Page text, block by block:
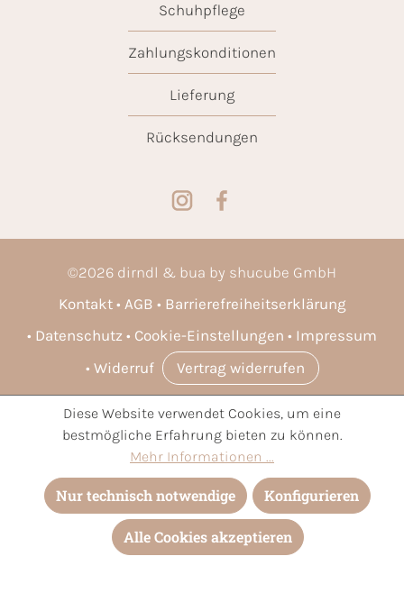
Schuhpflege
Zahlungskonditionen
Lieferung
Rücksendungen
©2026 dirndl & bua by shucube GmbH
Kontakt
AGB
Barrierefreiheitserklärung
Datenschutz
Cookie-Einstellungen
Impressum
Widerruf
Vertrag widerrufen
* Alle Preise inkl. gesetzl. Mehrwertsteuer zzgl.Versandkosten
und ggf. Nachnahmegebühren, wenn nicht anders angegeben.
Diese Website verwendet Cookies, um eine
bestmögliche Erfahrung bieten zu können.
Mehr Informationen ...
Nur technisch notwendige Konfigurieren
Alle Cookies akzeptieren